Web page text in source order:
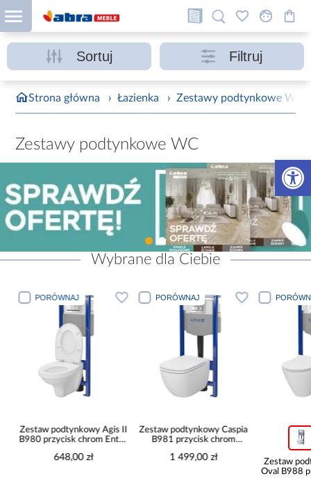
Otwórz
Sortuj Filtruj
Strona główna › Łazienka › Zestawy podtynkowe WC,
Zestawy podtynkowe WC
Wybrane dla Ciebie
PORÓWNAJ
Zestaw podtynkowy Agis II
B980 przycisk chrom Enter
648,00 zł
PORÓWNAJ
Zestaw podtynkowy Caspia
B981 przycisk chrom
1 499,00 zł
Zestaw
Oval B988